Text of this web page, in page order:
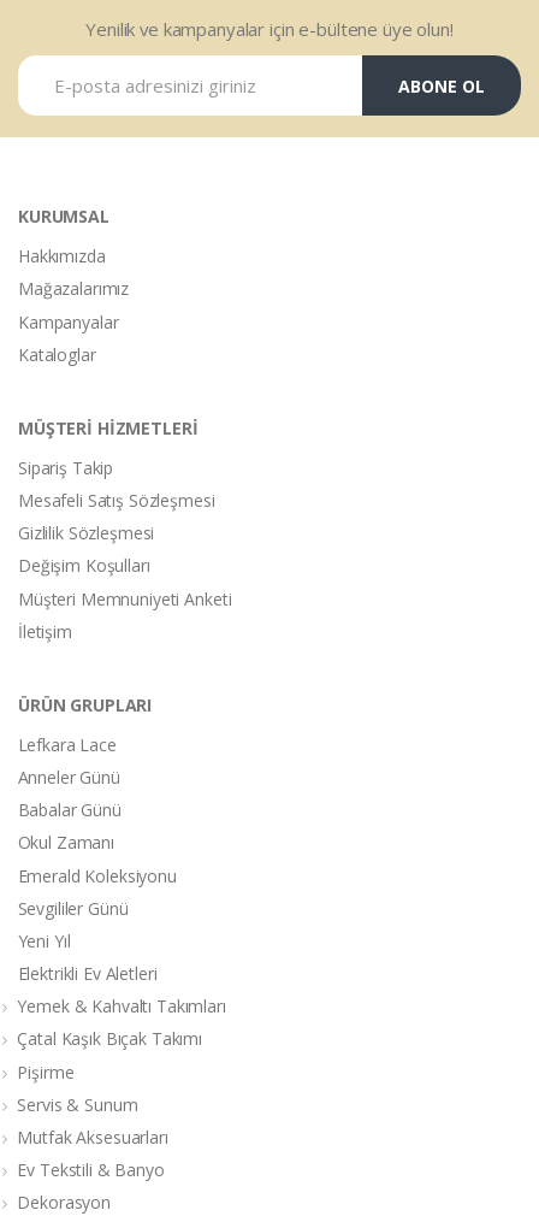
Yenilik ve kampanyalar için e-bültene üye olun!
ABONE OL
KURUMSAL
Hakkımızda
Mağazalarımız
Kampanyalar
Kataloglar
MÜŞTERİ HİZMETLERİ
Sipariş Takip
Mesafeli Satış Sözleşmesi
Gizlilik Sözleşmesi
Değişim Koşulları
Müşteri Memnuniyeti Anketi
İletişim
ÜRÜN GRUPLARI
Lefkara Lace
Anneler Günü
Babalar Günü
Okul Zamanı
Emerald Koleksiyonu
Sevgililer Günü
Yeni Yıl
Elektrikli Ev Aletleri
Yemek & Kahvaltı Takımları
Çatal Kaşık Bıçak Takımı
Pişirme
Servis & Sunum
Mutfak Aksesuarları
Ev Tekstili & Banyo
Dekorasyon